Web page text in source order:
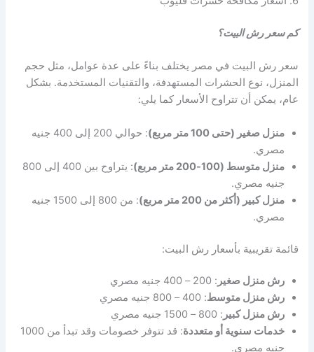
كم سعر رش البيت؟
سعر رش البيت في مصر يختلف بناءً على عدة عوامل، مثل حجم
المنزل، نوع الحشرات المستهدفة، والتقنيات المستخدمة. بشكل
عام، يمكن أن تتراوح الأسعار كما يلي:
منزل صغير (حتى 100 متر مربع)
: حوالي 200 إلى 400 جنيه
مصري.
منزل متوسط (100-200 متر مربع)
: يتراوح بين 400 إلى 800
جنيه مصري.
منزل كبير (أكثر من 200 متر مربع)
: من 800 إلى 1500 جنيه
مصري.
قائمة تقريبية بأسعار رش البيت:
رش منزل صغير : 200 – 400 جنيه مصري
رش منزل متوسط: 400 – 800 جنيه مصري
رش منزل كبير : 800 – 1500 جنيه مصري
خدمات سنوية أو متعددة
: قد تتوفر خصومات وقد تبدأ من 1000
جنيه مصري.